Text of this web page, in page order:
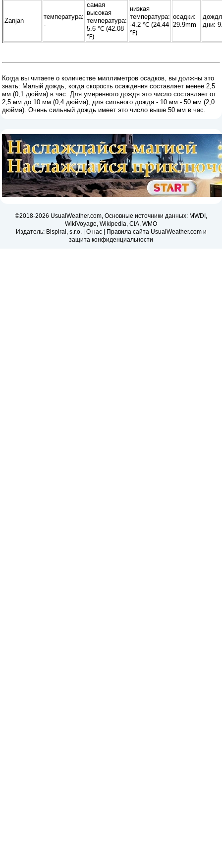
Zanjan
температура:
-
самая
высокая
температура:
5.6 ℃ (42.08
℉)
низкая
температура:
-4.2 ℃ (24.44
℉)
осадки:
29.9mm
дни:
Когда вы читаете о количестве миллиметров осадков, вы должны это
знать: Малый дождь, когда скорость осаждения составляет менее 2,5
мм (0,1 дюйма) в час. Для умеренного дождя это число составляет от
2,5 мм до 10 мм (0,4 дюйма), для сильного дождя - 10 мм - 50 мм (2,0
дюйма). Очень сильный дождь имеет это число выше 50 мм в час.
©2018-2026 UsualWeather.com, Основные источники данных: MWDI,
WikiVoyage, Wikipedia, CIA, WMO
Издатель: Bispiral, s.r.o. | О нас| Правила сайта UsualWeather.com и
защита конфиденциальности